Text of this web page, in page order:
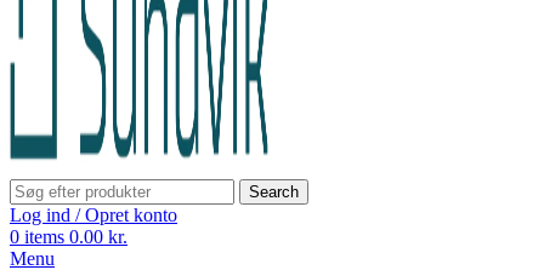
Search
Log ind / Opret konto
0 items 0.00 kr.
Menu